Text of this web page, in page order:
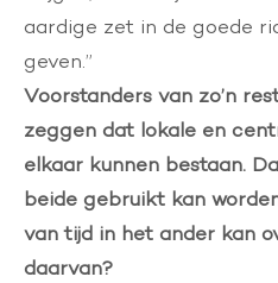
aardige zet in de goede
geven.”
Voorstanders van zo’n
zeggen dat lokale en
elkaar kunnen bestaan.
beide gebruikt kan
van tijd in het ander kan
daarvan?